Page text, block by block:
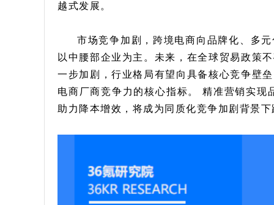
越式发展。
市场竞争加剧，跨境电商向品牌化、多
以中腰部企业为主。未来，在全球贸易政策
一步加剧，行业格局有望向具备核心竞争壁
电商厂商竞争力的核心指标。 精准营销实
助力降本增效，将成为同质化竞争加剧背景